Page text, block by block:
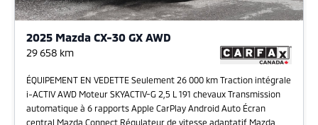
2025 Mazda CX-30 GX AWD
29 658 km
ÉQUIPEMENT EN VEDETTE Seulement 26 000 km Traction intégrale
i-ACTIV AWD Moteur SKYACTIV-G 2,5 L 191 chevaux Transmission
automatique à 6 rapports Apple CarPlay Android Auto Écran
central Mazda Connect Régulateur de vitesse adaptatif Mazda